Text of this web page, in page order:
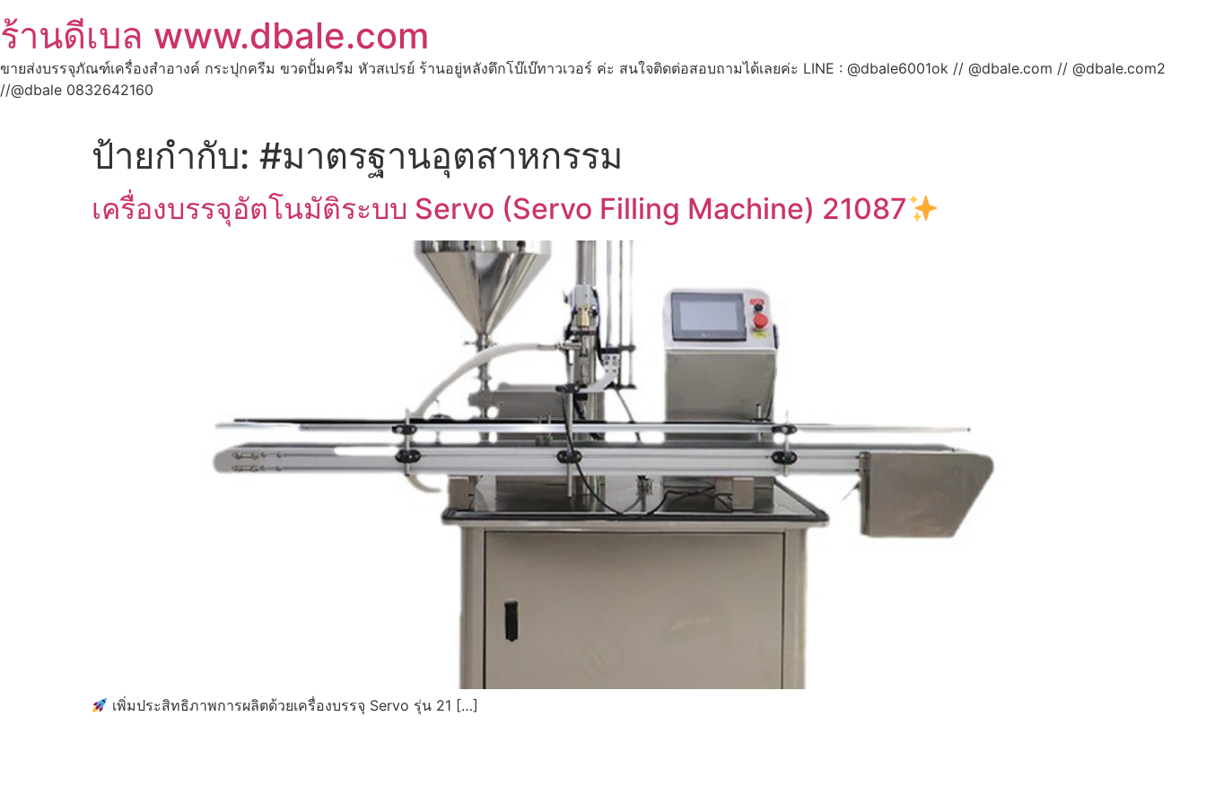
ร้านดีเบล www.dbale.com
ขายส่งบรรจุภัณฑ์เครื่องสำอางค์ กระปุกครีม ขวดปั้มครีม หัวสเปรย์ ร้านอยู่หลังตึกโบ๊เบ๊ทาวเวอร์ ค่ะ สนใจติดต่อสอบถามได้เลยค่ะ LINE : @dbale6001ok // @dbale.com // @dbale.com2
//@dbale 0832642160
ป้ายกำกับ: #มาตรฐานอุตสาหกรรม
เครื่องบรรจุอัตโนมัติระบบ Servo (Servo Filling Machine) 21087
เพิ่มประสิทธิภาพการผลิตด้วยเครื่องบรรจุ Servo รุ่น 21 […]